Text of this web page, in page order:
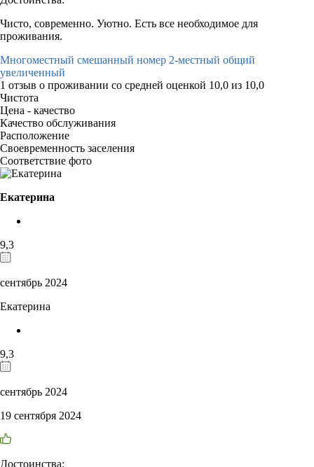
Чисто, современно. Уютно. Есть все необходимое для
проживания.
Многоместный смешанный номер 2-местный общий
увеличенный
1 отзыв о проживании со средней оценкой 10,0 из 10,0
Чистота
Цена - качество
Качество обслуживания
Расположение
Своевременность заселения
Соответствие фото
Екатерина
9,3
сентябрь 2024
Екатерина
9,3
сентябрь 2024
19 сентября 2024
Достоинства: